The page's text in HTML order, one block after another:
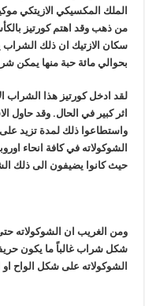
الملك المكسيكي الازيتكي
من ذهب وقد اهتم كورتيز
سكان الازتيك ان ذلك الشراب
بحوالي مائة حبة منها يمكن
لقد ادخل كورتيز هذا الشراب
اثر كبير في الحال. وقد حاول
الشوكولاته في كافة انحاء
حيث كانوا يضيفون الى ذلك
ومن الغريب ان الشوكولاته
شكل شراب غالباً ما يكون
الشوكولاته على شكل الواح او